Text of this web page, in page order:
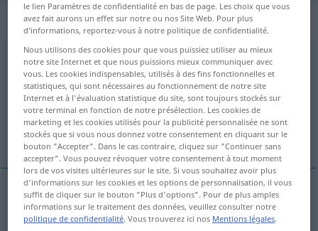
„commie“
commie,Commie [ˈk(ɒ)mi] s US UMG
Vue d'ensemble de toutes les traductions
(Pour plus d'informations, cliquez sur/touchez la traduction)
Kommunistin
Kommunist(in) commie
le lien Paramètres de confidentialité en bas de page. Les choix que vous
avez fait aurons un effet sur notre ou nos Site Web. Pour plus
d’informations, reportez-vous à notre politique de confidentialité.
Nous utilisons des cookies pour que vous puissiez utiliser au mieux
notre site Internet et que nous puissions mieux communiquer avec
vous. Les cookies indispensables, utilisés à des fins fonctionnelles et
statistiques, qui sont nécessaires au fonctionnement de notre site
Internet et à l'évaluation statistique du site, sont toujours stockés sur
votre terminal en fonction de notre présélection. Les cookies de
marketing et les cookies utilisés pour la publicité personnalisée ne sont
stockés que si vous nous donnez votre consentement en cliquant sur le
bouton "Accepter". Dans le cas contraire, cliquez sur "Continuer sans
accepter". Vous pouvez révoquer votre consentement à tout moment
lors de vos visites ultérieures sur le site. Si vous souhaitez avoir plus
d'informations sur les cookies et les options de personnalisation, il vous
suffit de cliquer sur le bouton "Plus d'options". Pour de plus amples
informations sur le traitement des données, veuillez consulter notre
politique de confidentialité. Vous trouverez ici nos Mentions légales.